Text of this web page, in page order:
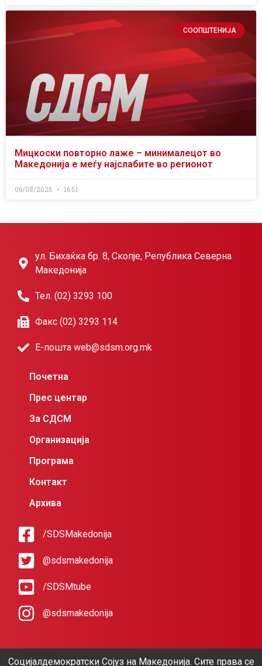
СООПШТЕНИЈА
Мицкоски повторно лаже – минималецот во
Македонија е меѓу најслабите во регионот
06/08/2026 16:51
ул. Бихаќка бр. 8, Скопје, Република Северна
Македонија
Тел. (02) 3293 100
Факс (02) 3293 114
Е-пошта web@sdsm.org.mk
Почетна
Прес центар
За СДСМ
Организација
Програма
Контакт
Архива
/SDSMakedonija
@sdsmakedonija
/SDSMtube
@sdsmakedonija
Социјалдемократски Сојуз на Македонија. Сите права се